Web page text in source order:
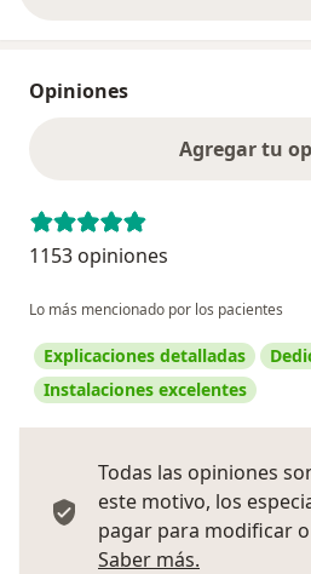
Opiniones
Agregar tu
1153 opiniones
Lo más mencionado por los pacientes
Explicaciones detalladas
Instalaciones excelentes
Todas las opiniones
este motivo, los
pagar para modificar
Saber más.